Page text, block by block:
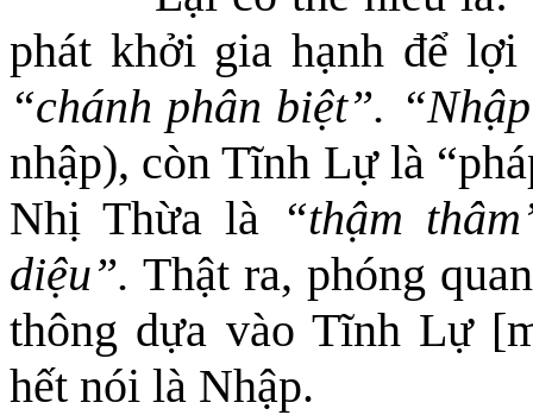
phát khởi gia hạnh để
“chánh phân biệt”.
nhập), còn Tĩnh Lự là “
Nhị Thừa là “thậm
diệu”. Thật ra, phóng
thông dựa vào Tĩnh Lự
hết nói là Nhập.